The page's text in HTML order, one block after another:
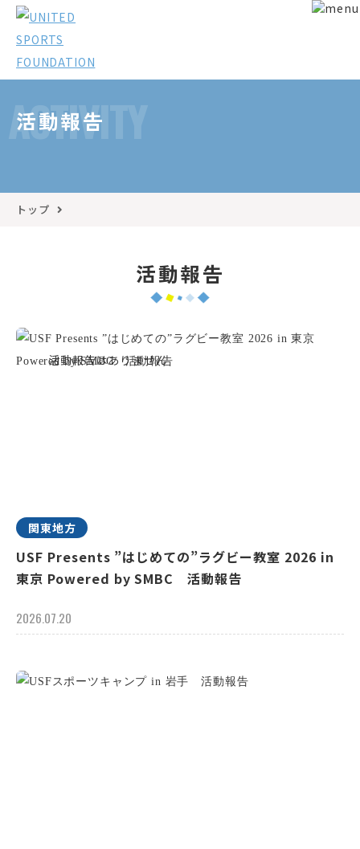
ACTIVITY
活動報告
トップ
活動報告
関東地方
USF Presents ”はじめての”ラグビー教室 2026 in
東京 Powered by SMBC 活動報告
2026.07.20